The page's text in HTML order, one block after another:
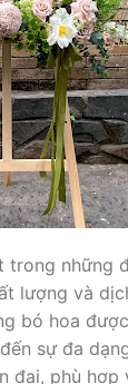
trong những
lượng và
bó hoa
sự đa
đại, phù hợp